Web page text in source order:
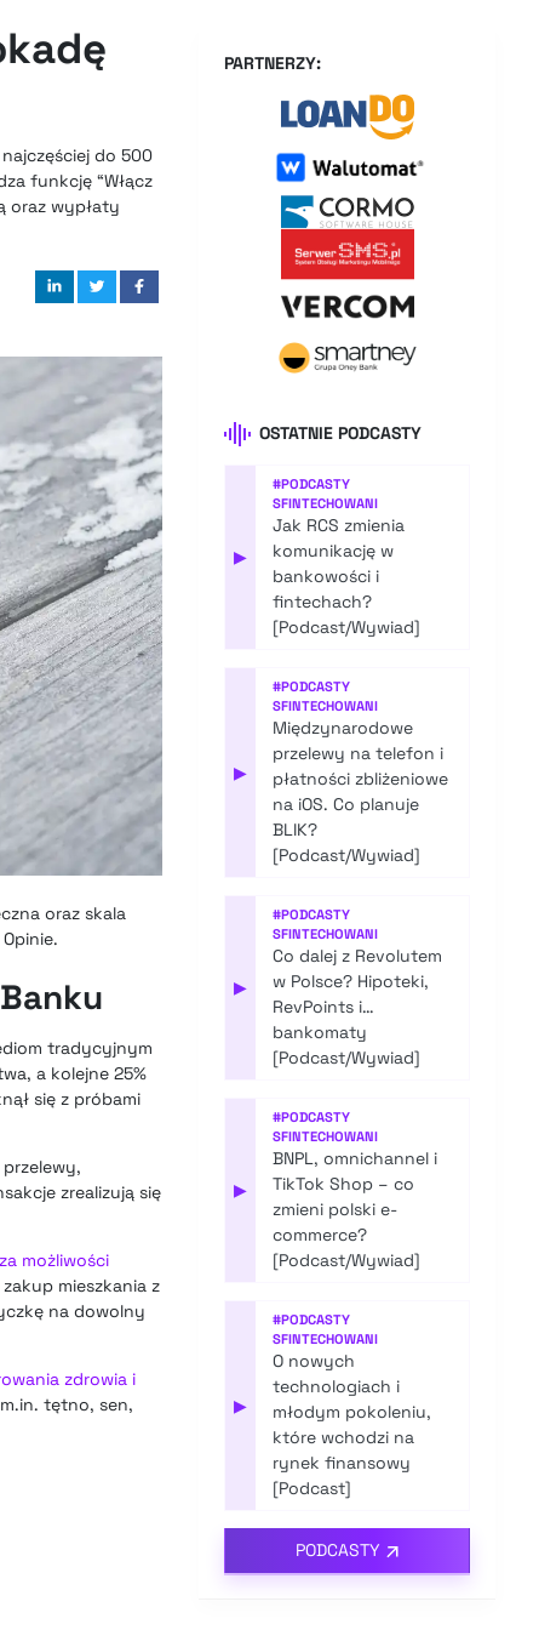
do 500
funkcję “Włącz
oraz wypłaty
oraz skala
tradycyjnym
a kolejne 25%
się z próbami
zrealizują się
możliwości
mieszkania z
na dowolny
zdrowia i
tętno, sen,
PARTNERZY:
OSTATNIE PODCASTY
▶
#PODCASTY
SFINTECHOWANI
Jak RCS zmienia
komunikację w
bankowości i
fintechach?
[Podcast/Wywiad]
▶
#PODCASTY
SFINTECHOWANI
Międzynarodowe
przelewy na telefon i
płatności zbliżeniowe
na iOS. Co planuje
BLIK?
[Podcast/Wywiad]
▶
#PODCASTY
SFINTECHOWANI
Co dalej z Revolutem
w Polsce? Hipoteki,
RevPoints i…
bankomaty
[Podcast/Wywiad]
▶
#PODCASTY
SFINTECHOWANI
BNPL, omnichannel i
TikTok Shop – co
zmieni polski e-
commerce?
[Podcast/Wywiad]
▶
#PODCASTY
SFINTECHOWANI
O nowych
technologiach i
młodym pokoleniu,
które wchodzi na
rynek finansowy
[Podcast]
PODCASTY